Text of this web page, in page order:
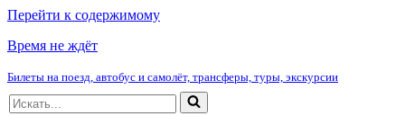
Перейти к содержимому
Время не ждёт
Билеты на поезд, автобус и самолёт, трансферы, туры, экскурсии
Искать...